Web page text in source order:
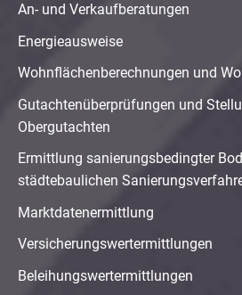
An- und Verkaufberatungen
Energieausweise
Wohnflächenberechnungen und
Gutachtenüberprüfungen und
Obergutachten
Ermittlung sanierungsbedingter
städtebaulichen
Marktdatenermittlung
Versicherungswertermittlungen
Beleihungswertermittlungen